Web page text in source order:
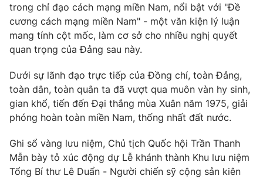
® Cấm sao chép dưới mọi hình thức nếu không có sự chấp
thuận bằng văn bản. Ghi rõ nguồn VTV.vn khi phát hành lại
thông tin từ website này.
trong chỉ đạo cách mạng miền Nam, nổi bật với "Đề
cương cách mạng miền Nam" - một văn kiện lý luận
mang tính cột mốc, làm cơ sở cho nhiều nghị quyết
quan trọng của Đảng sau này.
Dưới sự lãnh đạo trực tiếp của Đồng chí, toàn Đảng,
toàn dân, toàn quân ta đã vượt qua muôn vàn hy sinh,
gian khổ, tiến đến Đại thắng mùa Xuân năm 1975, giải
phóng hoàn toàn miền Nam, thống nhất đất nước.
Ghi sổ vàng lưu niệm, Chủ tịch Quốc hội Trần Thanh
Mẫn bày tỏ xúc động dự Lễ khánh thành Khu lưu niệm
Tổng Bí thư Lê Duẩn - Người chiến sỹ cộng sản kiên